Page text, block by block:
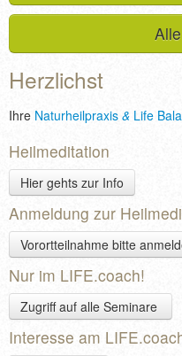
Herzlichst
Ihre Naturheilpraxis & Life
Heilmeditation
Hier gehts zur Info
Anmeldung zur
Vorortteilnahme bitte
Nur im LIFE.coach!
Zugriff auf alle Seminare
Interesse am